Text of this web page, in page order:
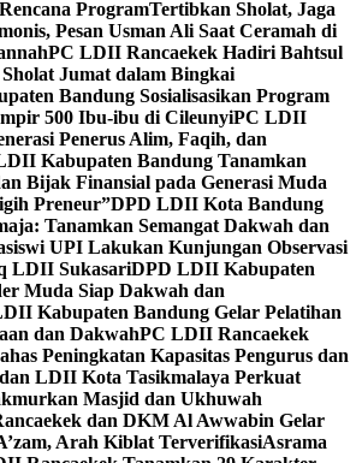
ProgramTertibkan Sholat, Jaga
Pesan Usman Ali Saat Ceramah di
PC LDII Rancaekek Hadiri Bahtsul
Jumat dalam Bingkai
Bandung Sosialisasikan Program
500 Ibu-ibu di CileunyiPC LDII
Penerus Alim, Faqih, dan
Kabupaten Bandung Tanamkan
Bijak Finansial pada Generasi Muda
Preneur”DPD LDII Kota Bandung
Tanamkan Semangat Dakwah dan
UPI Lakukan Kunjungan Observasi
LDII SukasariDPD LDII Kabupaten
Muda Siap Dakwah dan
Kabupaten Bandung Gelar Pelatihan
dan DakwahPC LDII Rancaekek
Peningkatan Kapasitas Pengurus dan
LDII Kota Tasikmalaya Perkuat
Masjid dan Ukhuwah
dan DKM Al Awwabin Gelar
Arah Kiblat TerverifikasiAsrama